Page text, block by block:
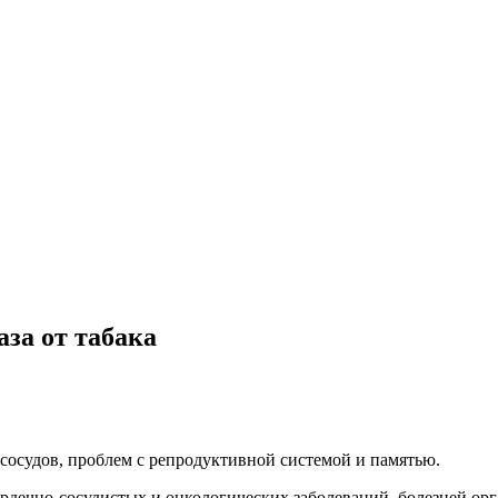
от табака
проблем с репродуктивной системой и памятью.